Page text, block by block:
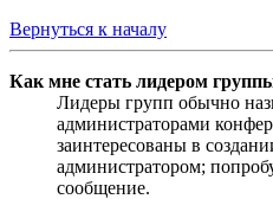
Вернуться к началу
Как мне стать лидером
Лидеры групп обычно
администраторами
заинтересованы в
администратором;
сообщение.